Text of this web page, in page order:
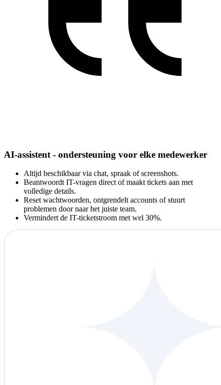
AI-assistent - ondersteuning voor elke medewerker
Altijd beschikbaar via chat, spraak of screenshots.
Beantwoordt IT-vragen direct of maakt tickets aan met
volledige details.
Reset wachtwoorden, ontgrendelt accounts of stuurt
problemen door naar het juiste team.
Vermindert de IT-ticketstroom met wel 30%.